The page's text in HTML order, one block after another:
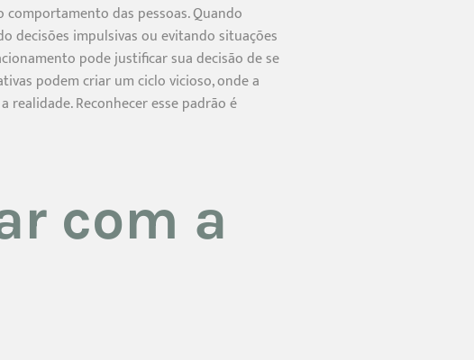
das pessoas. Quando
decisões impulsivas ou evitando situações
pode justificar sua decisão de se
podem criar um ciclo vicioso, onde a
Reconhecer esse padrão é
com a